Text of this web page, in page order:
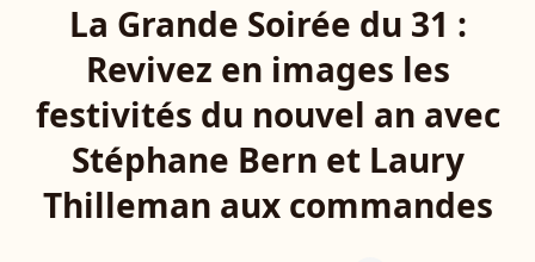
La Grande Soirée du 31 :
Revivez en images les
festivités du nouvel an avec
Stéphane Bern et Laury
Thilleman aux commandes